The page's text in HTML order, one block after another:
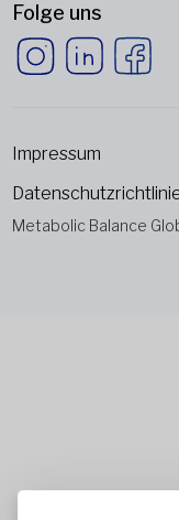
Folge uns
Metabolic Balance
Impressum